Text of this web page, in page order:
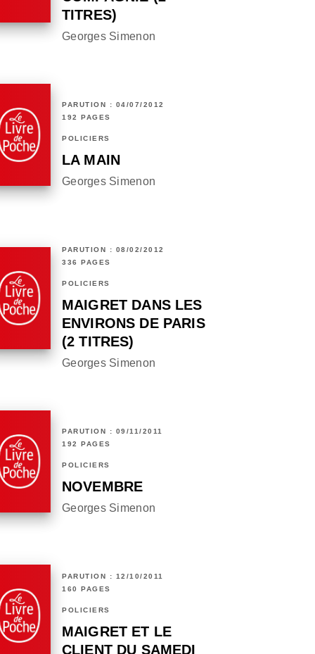
TITRES)
Georges Simenon
PARUTION : 04/07/2012
192 PAGES
POLICIERS
LA MAIN
Georges Simenon
PARUTION : 08/02/2012
336 PAGES
POLICIERS
MAIGRET DANS LES
ENVIRONS DE PARIS
(2 TITRES)
Georges Simenon
PARUTION : 09/11/2011
192 PAGES
POLICIERS
NOVEMBRE
Georges Simenon
PARUTION : 12/10/2011
160 PAGES
POLICIERS
MAIGRET ET LE
CLIENT DU SAMEDI